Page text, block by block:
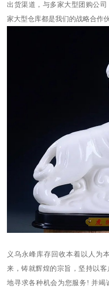
出货渠道，与多家大型团购公
家大型仓库都是我们的战略合作伙
义乌永峰库存回收本着以人为
来，铸就辉煌的宗旨，坚持以
地寻求各种机会为您服务! 并竭